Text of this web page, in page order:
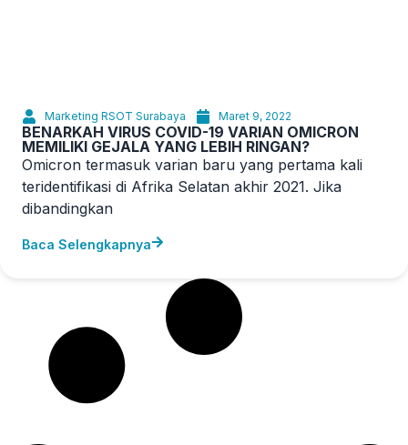
Marketing RSOT Surabaya Maret 9, 2022
BENARKAH VIRUS COVID-19 VARIAN OMICRON
MEMILIKI GEJALA YANG LEBIH RINGAN?
Omicron termasuk varian baru yang pertama kali
teridentifikasi di Afrika Selatan akhir 2021. Jika
dibandingkan
Baca Selengkapnya